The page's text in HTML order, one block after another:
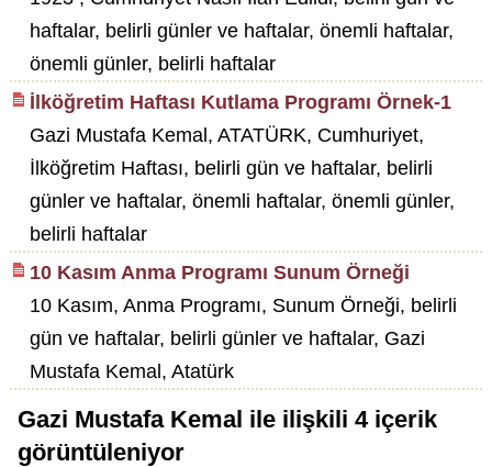
haftalar, belirli günler ve haftalar, önemli haftalar,
önemli günler, belirli haftalar
İlköğretim Haftası Kutlama Programı Örnek-1
Gazi Mustafa Kemal, ATATÜRK, Cumhuriyet,
İlköğretim Haftası, belirli gün ve haftalar, belirli
günler ve haftalar, önemli haftalar, önemli günler,
belirli haftalar
10 Kasım Anma Programı Sunum Örneği
10 Kasım, Anma Programı, Sunum Örneği, belirli
gün ve haftalar, belirli günler ve haftalar, Gazi
Mustafa Kemal, Atatürk
Gazi Mustafa Kemal ile ilişkili 4içerik
görüntüleniyor